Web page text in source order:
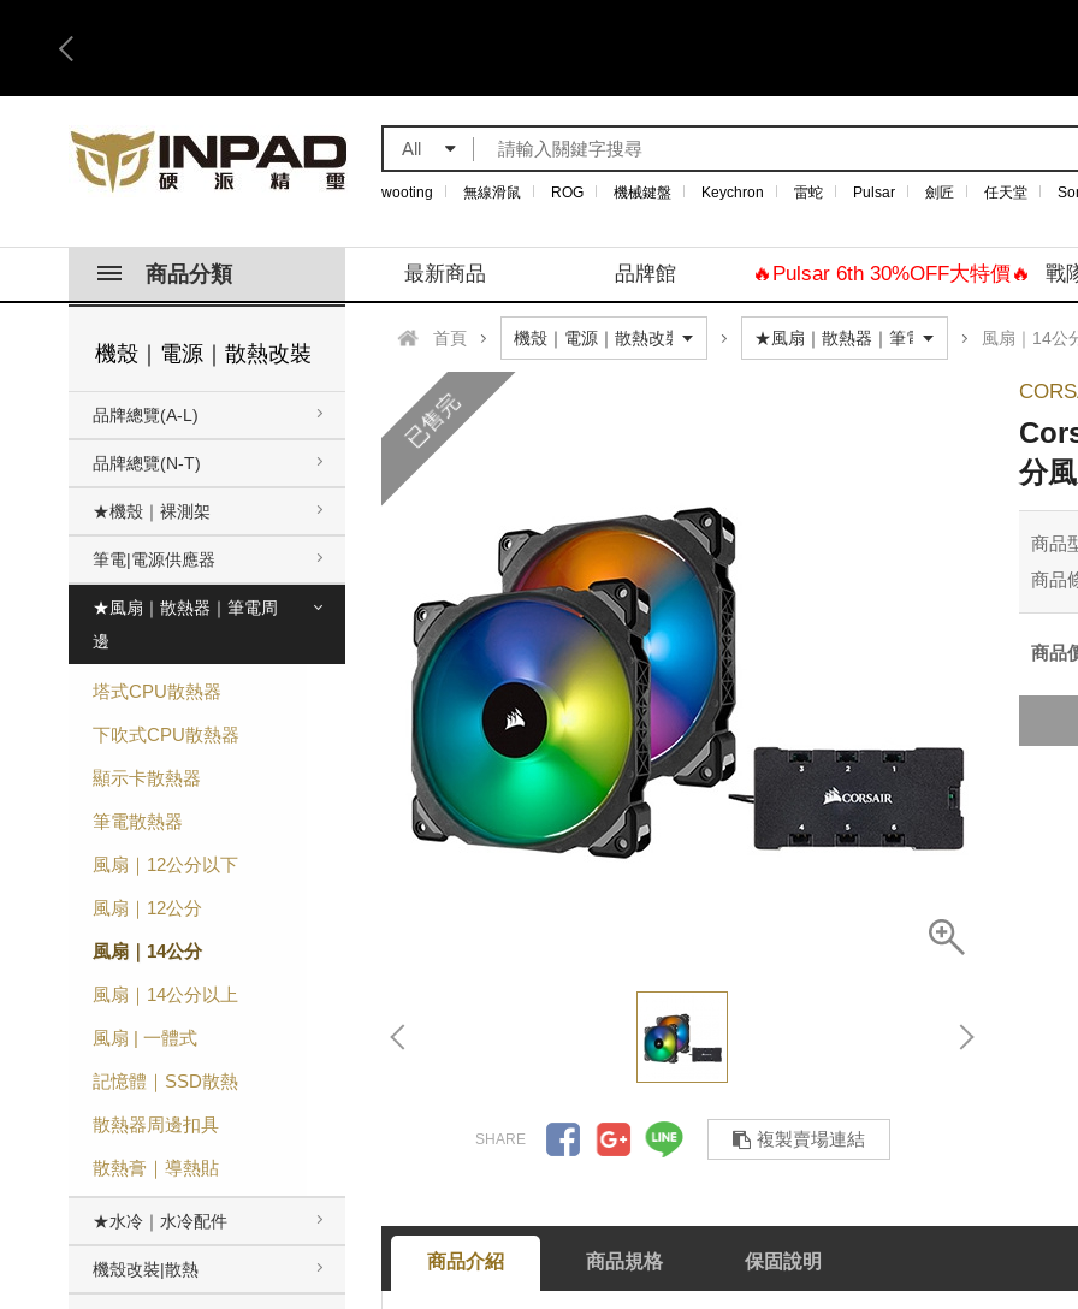
All
wooting 無線滑鼠 ROG 機械鍵盤 Keychron 雷蛇 Pulsar 劍匠 任天堂
商品分類 最新商品 品牌館 🔥Pulsar 6th 30%OFF大特價🔥 戰
機殼｜電源｜散熱改裝
品牌總覽(A-L)
品牌總覽(N-T)
★機殼｜裸測架
筆電|電源供應器
★風扇｜散熱器｜筆電周
邊
塔式CPU散熱器
下吹式CPU散熱器
顯示卡散熱器
筆電散熱器
風扇｜12公分以下
風扇｜12公分
風扇｜14公分
風扇｜14公分以上
風扇 | 一體式
記憶體｜SSD散熱
散熱器周邊扣具
散熱膏｜導熱貼
★水冷｜水冷配件
機殼改裝|散熱
首頁 風扇｜14公
已售完
複製賣場連結
分
商品
商品
商品
商品介紹 商品規格 保固說明